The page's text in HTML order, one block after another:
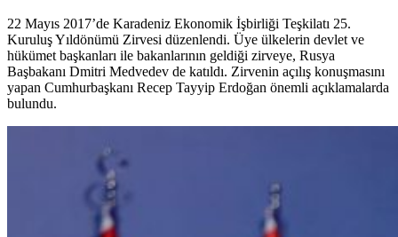
22 Mayıs 2017’de Karadeniz Ekonomik İşbirliği Teşkilatı 25.
Kuruluş Yıldönümü Zirvesi düzenlendi. Üye ülkelerin devlet ve
hükümet başkanları ile bakanlarının geldiği zirveye, Rusya
Başbakanı Dmitri Medvedev de katıldı. Zirvenin açılış konuşmasını
yapan Cumhurbaşkanı Recep Tayyip Erdoğan önemli açıklamalarda
bulundu.